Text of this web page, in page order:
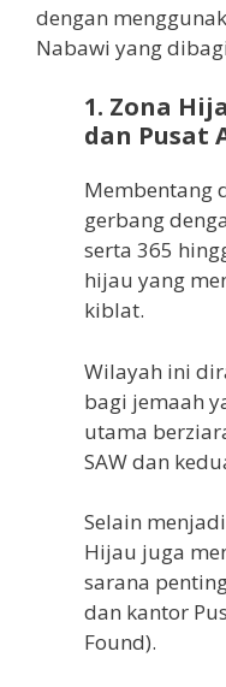
dengan
Nabawi yang
1. Zona
dan Pusat
Membentang
gerbang
serta 365
hijau yang
kiblat.
Wilayah ini
bagi jemaah
utama
SAW dan
Selain
Hijau juga
sarana
dan kantor
Found).